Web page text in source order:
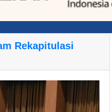
Rekapitulasi